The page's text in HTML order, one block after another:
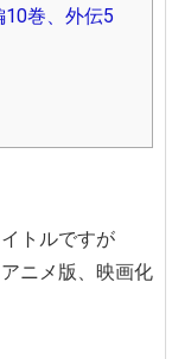
巻、外伝5
トルですが
ニメ版、映画化